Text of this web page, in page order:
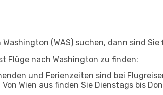
(WAS) suchen, dann sind
Flüge nach Washington zu finden:
und Ferienzeiten sind bei
Wien aus finden Sie Dienstags bis